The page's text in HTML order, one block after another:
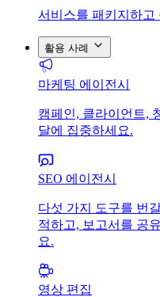
서비스를 패키지하고
활용 사례
마케팅 에이전시
캠페인, 클라이언트,
달에 집중하세요.
SEO 에이전시
다섯 가지 도구를 번
적하고, 보고서를 공
요.
영상 편집